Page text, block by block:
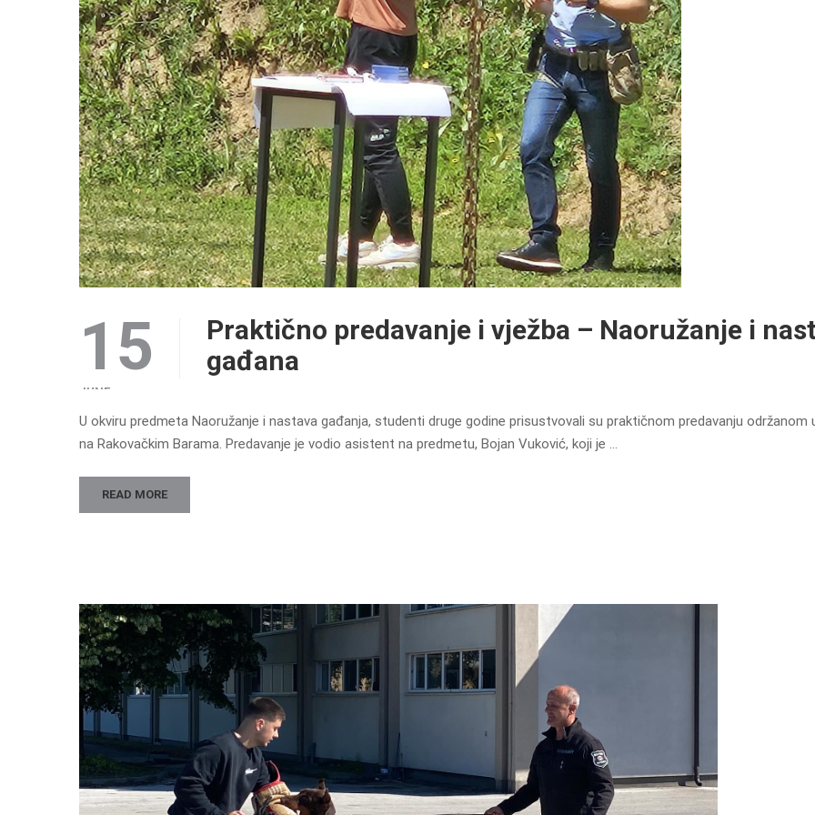
15
JUNE
Praktično predavanje i vježba – Naoružanje i
gađana
U okviru predmeta Naoružanje i nastava gađanja, studenti druge godine prisustvovali su praktičnom predavanju održanom
na Rakovačkim Barama. Predavanje je vodio asistent na predmetu, Bojan Vuković, koji je …
READ MORE